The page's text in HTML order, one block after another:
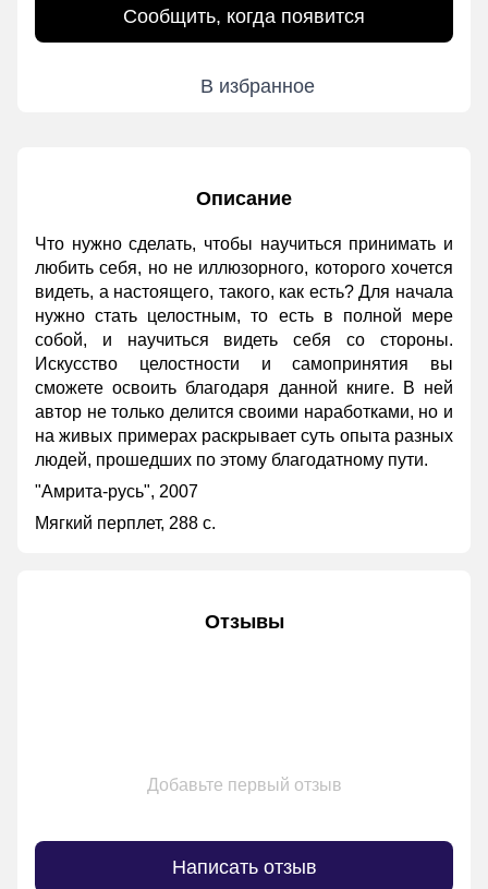
Сообщить, когда появится
В избранное
Описание
Что нужно сделать, чтобы научиться принимать и
любить себя, но не иллюзорного, которого хочется
видеть, а настоящего, такого, как есть? Для начала
нужно стать целостным, то есть в полной мере
собой, и научиться видеть себя со стороны.
Искусство целостности и самопринятия вы
сможете освоить благодаря данной книге. В ней
автор не только делится своими наработками, но и
на живых примерах раскрывает суть опыта разных
людей, прошедших по этому благодатному пути.
"Амрита-русь", 2007
Мягкий перплет, 288 с.
Отзывы
Добавьте первый отзыв
Написать отзыв